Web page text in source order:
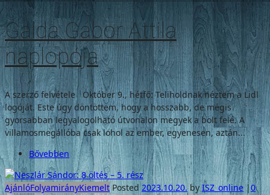
Galda Gábor Attila
naplopója
A szerző felvétele Október 9., hétfő: Teliholdnak néztem a Lidl
logóját. Este úgy döntöttem, hogy a hosszabb, de mégis
gyorsabban legyalogolható útvonalon megyek a bolt felé. A
villamosmegállóba csak lohol az ember, egyenesen, aztán...
Bővebben
AjánlóFolyamirányKiemeltPosted2023.10.20.byISZ_online |0